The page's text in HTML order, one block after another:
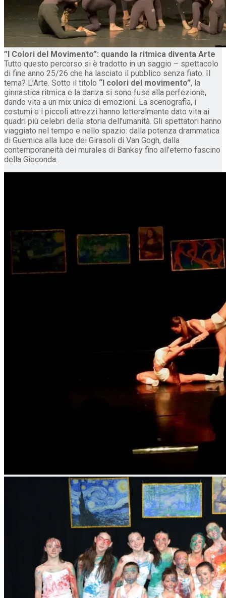
​”I Colori del Movimento”: quando la ritmica diventa Arte
​Tutto questo percorso si è tradotto in un saggio – spettacolo
di fine anno 25/26 che ha lasciato il pubblico senza fiato. Il
tema? L’Arte. ​Sotto il titolo “I colori del movimento”, la
ginnastica ritmica e la danza si sono fuse alla perfezione,
dando vita a un mix unico di emozioni. La scenografia, i
costumi e i piccoli attrezzi hanno letteralmente dato vita ai
quadri più celebri della storia dell’umanità. Gli spettatori hanno
viaggiato nel tempo e nello spazio: dalla potenza drammatica
di Guernica alla luce dei Girasoli di Van Gogh, dalla
contemporaneità dei murales di Banksy fino all’eterno fascino
della Gioconda.